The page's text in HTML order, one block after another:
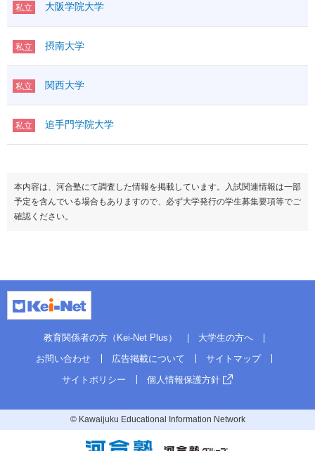
私立 大阪学院大学
私立 摂南大学
私立 関西大学
私立 追手門学院大学
本内容は、河合塾にて調査した情報を掲載しています。入試関連情報は一部
予定を含んでいる場合もありますので、必ず大学発行の学生募集要項等でご
確認ください。
教育関係者の方（Kei-Net Plus）
大学生の方へ
お問い合わせ
広告掲載について
サイトマップ
サイトポリシー
個人情報保護方針
© Kawaijuku Educational Information Network